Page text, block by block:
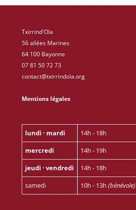
Txirrind'Ola
56 allées Marines
64 100 Bayonne
07 81 50 72 73
contact@txirrindola.org
Mentions légales
lundi · mardi
14h - 18h
mercredi
14h - 19h
jeudi · vendredi
14h - 18h
samedi
10h - 13h(bénévole)